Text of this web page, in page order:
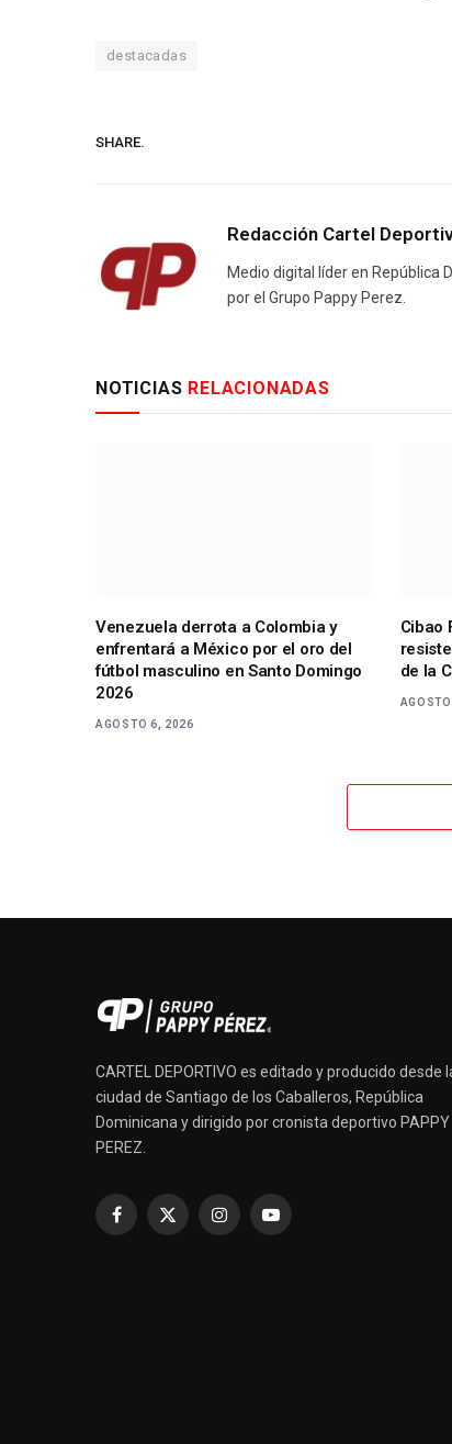
destacadas
SHARE.
Redacción Cartel
Medio digital líder en República
por el Grupo Pappy Perez.
NOTICIAS RELACIONADAS
Venezuela derrota a Colombia y
enfrentará a México por el oro del
fútbol masculino en Santo Domingo
2026
AGOSTO 6, 2026
Cibao
de la
CARTEL DEPORTIVO es editado y producido desde
ciudad de Santiago de los Caballeros, República
Dominicana y dirigido por cronista deportivo PAPPY
PEREZ.
Facebook
X
InstagramYouTube